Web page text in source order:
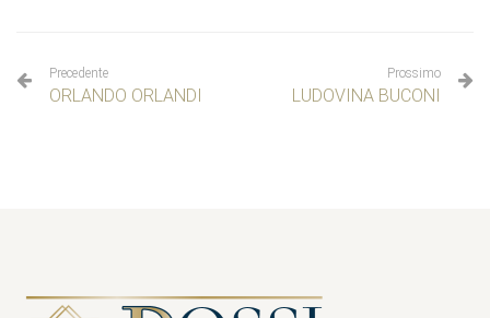
Precedente
ORLANDO ORLANDI
Prossimo
LUDOVINA BUCONI